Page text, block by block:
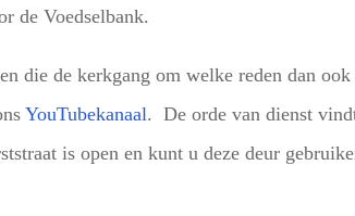
de Voedselbank.
die de kerkgang om welke reden dan
YouTubekanaal. De orde van dienst
is open en kunt u deze deur